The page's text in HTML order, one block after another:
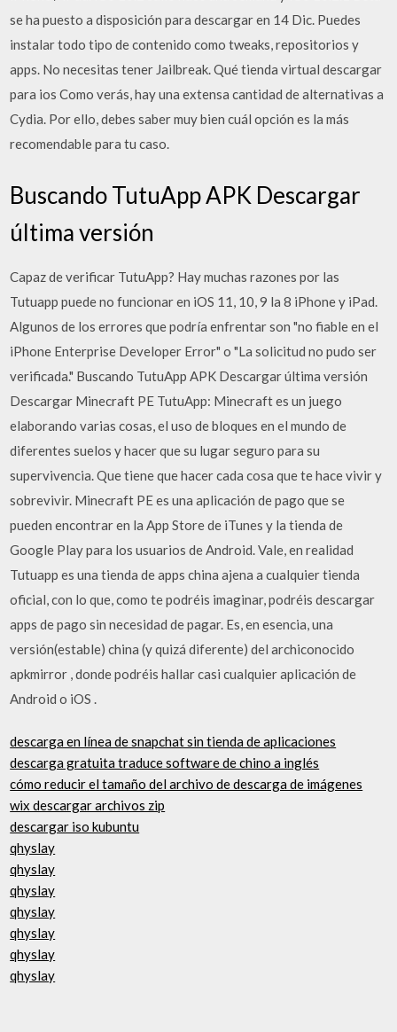
se ha puesto a disposición para descargar en 14 Dic. Puedes
instalar todo tipo de contenido como tweaks, repositorios y
apps. No necesitas tener Jailbreak. Qué tienda virtual descargar
para ios Como verás, hay una extensa cantidad de alternativas a
Cydia. Por ello, debes saber muy bien cuál opción es la más
recomendable para tu caso.
Buscando TutuApp APK Descargar
última versión
Capaz de verificar TutuApp? Hay muchas razones por las
Tutuapp puede no funcionar en iOS 11, 10, 9 la 8 iPhone y iPad.
Algunos de los errores que podría enfrentar son "no fiable en el
iPhone Enterprise Developer Error" o "La solicitud no pudo ser
verificada." Buscando TutuApp APK Descargar última versión
Descargar Minecraft PE TutuApp: Minecraft es un juego
elaborando varias cosas, el uso de bloques en el mundo de
diferentes suelos y hacer que su lugar seguro para su
supervivencia. Que tiene que hacer cada cosa que te hace vivir y
sobrevivir. Minecraft PE es una aplicación de pago que se
pueden encontrar en la App Store de iTunes y la tienda de
Google Play para los usuarios de Android. Vale, en realidad
Tutuapp es una tienda de apps china ajena a cualquier tienda
oficial, con lo que, como te podréis imaginar, podréis descargar
apps de pago sin necesidad de pagar. Es, en esencia, una
versión(estable) china (y quizá diferente) del archiconocido
apkmirror , donde podréis hallar casi cualquier aplicación de
Android o iOS .
descarga en línea de snapchat sin tienda de aplicaciones
descarga gratuita traduce software de chino a inglés
cómo reducir el tamaño del archivo de descarga de imágenes
wix descargar archivos zip
descargar iso kubuntu
qhyslay
qhyslay
qhyslay
qhyslay
qhyslay
qhyslay
qhyslay